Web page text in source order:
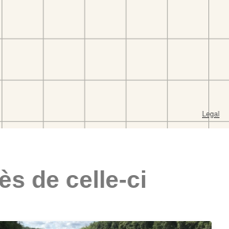
de celle-ci